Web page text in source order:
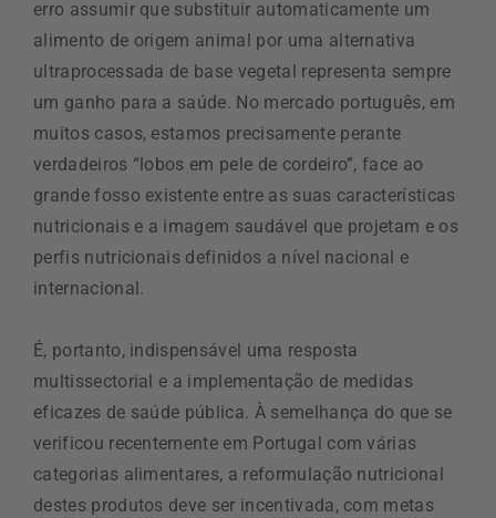
erro assumir que substituir automaticamente um
alimento de origem animal por uma alternativa
ultraprocessada de base vegetal representa sempre
um ganho para a saúde. No mercado português, em
muitos casos, estamos precisamente perante
verdadeiros “lobos em pele de cordeiro”, face ao
grande fosso existente entre as suas características
nutricionais e a imagem saudável que projetam e os
perfis nutricionais definidos a nível nacional e
internacional.
É, portanto, indispensável uma resposta
multissectorial e a implementação de medidas
eficazes de saúde pública. À semelhança do que se
verificou recentemente em Portugal com várias
categorias alimentares, a reformulação nutricional
destes produtos deve ser incentivada, com metas